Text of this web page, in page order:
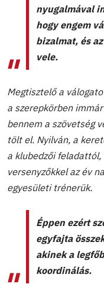
nyugalmával
hogy engem
bizalmat, és
vele.
Megtisztelő a
a szerepkörben
bennem a szövetség
tölt el. Nyilván, a
a klubedzői feladattól,
versenyzőkkel az év
egyesületi trénerük.
Éppen ezért
egyfajta
akinek a
koordinálás.